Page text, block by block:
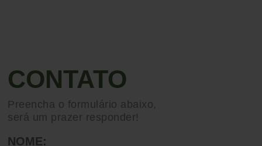
CONTATO
Preencha o formulário abaixo,
será um prazer responder!
NOME: